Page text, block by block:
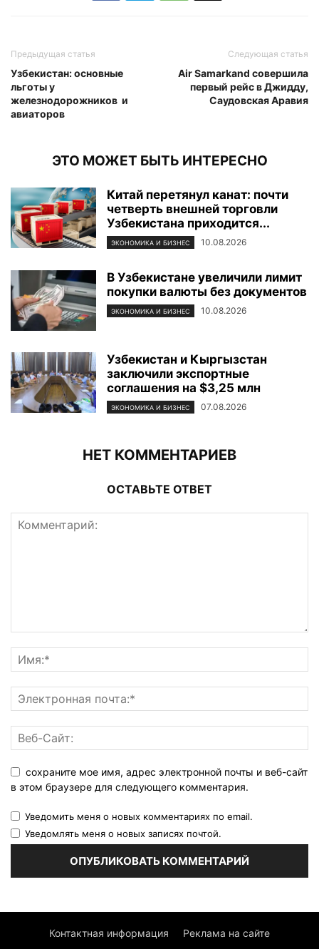
Предыдущая статья
Узбекистан: основные
льготы у
железнодорожников и
авиаторов
Следующая статья
Air Samarkand совершила
первый рейс в Джидду,
Саудовская Аравия
ЭТО МОЖЕТ БЫТЬ ИНТЕРЕСНО
Китай перетянул канат: почти
четверть внешней торговли
Узбекистана приходится...
ЭКОНОМИКА И БИЗНЕС 10.08.2026
В Узбекистане увеличили лимит
покупки валюты без документов
ЭКОНОМИКА И БИЗНЕС 10.08.2026
Узбекистан и Кыргызстан
заключили экспортные
соглашения на $3,25 млн
ЭКОНОМИКА И БИЗНЕС 07.08.2026
НЕТ КОММЕНТАРИЕВ
ОСТАВЬТЕ ОТВЕТ
сохраните мое имя, адрес электронной почты и веб-сайт
в этом браузере для следующего комментария.
Уведомить меня о новых комментариях по email.
Уведомлять меня о новых записях почтой.
Контактная информация Реклама на сайте